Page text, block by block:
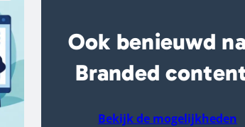
Ook benieuwd
Branded
Bekijk de mogelijkheden